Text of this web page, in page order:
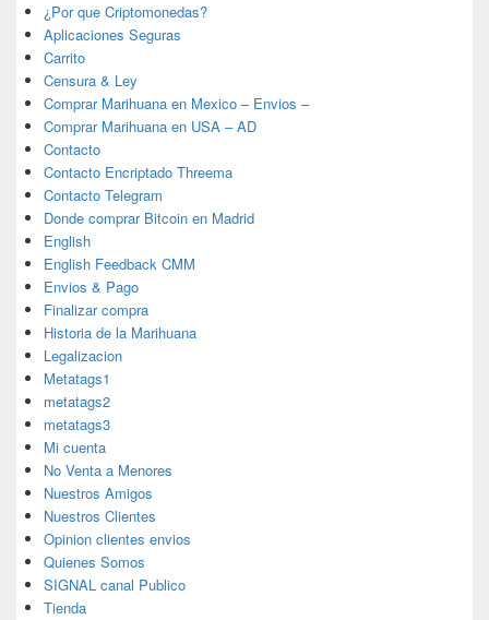
¿Por que Criptomonedas?
Aplicaciones Seguras
Carrito
Censura & Ley
Comprar Marihuana en Mexico – Envios –
Comprar Marihuana en USA – AD
Contacto
Contacto Encriptado Threema
Contacto Telegram
Donde comprar Bitcoin en Madrid
English
English Feedback CMM
Envios & Pago
Finalizar compra
Historia de la Marihuana
Legalizacion
Metatags1
metatags2
metatags3
Mi cuenta
No Venta a Menores
Nuestros Amigos
Nuestros Clientes
Opinion clientes envios
Quienes Somos
SIGNAL canal Publico
Tienda